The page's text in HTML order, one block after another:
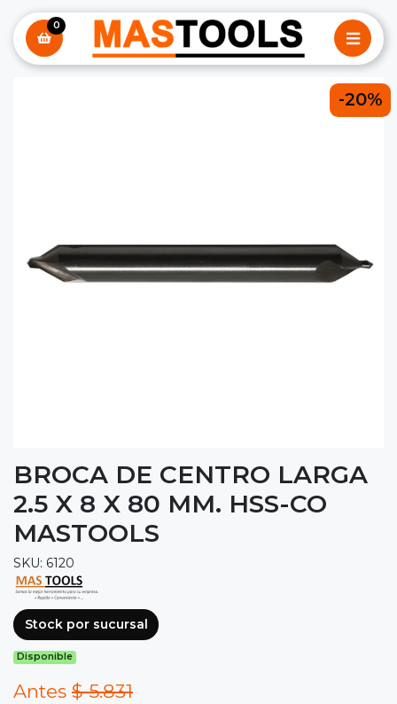
0
-20%
BROCA DE CENTRO LARGA
2.5 X 8 X 80 MM. HSS-CO
MASTOOLS
SKU: 6120
Stock por sucursal
Disponible
Antes $ 5.831